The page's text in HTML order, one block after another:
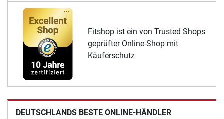
Fitshop ist ein von Trusted Shops
geprüfter Online-Shop mit
Käuferschutz
DEUTSCHLANDS BESTE ONLINE-HÄNDLER